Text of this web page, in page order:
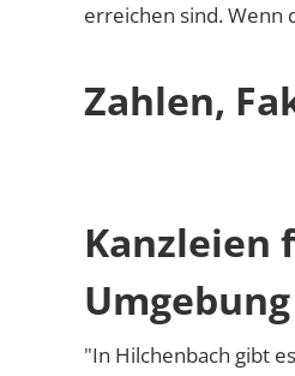
erreichen sind. Wenn
Zahlen,
Kanzleien
Umgebung
"In Hilchenbach gibt